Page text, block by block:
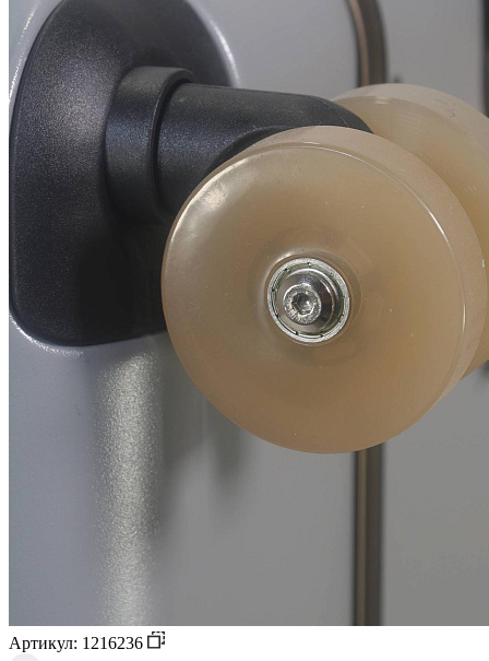
Артикул: 1216236